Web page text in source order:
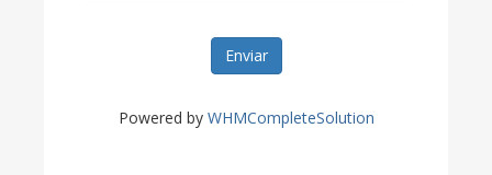
Enviar
Powered by WHMCompleteSolution